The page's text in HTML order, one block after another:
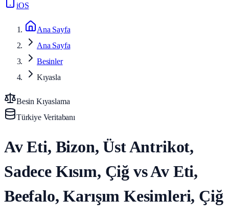
iOS
Ana Sayfa
Ana Sayfa
Besinler
Kıyasla
Besin Kıyaslama
Türkiye Veritabanı
Av Eti, Bizon, Üst Antrikot,
Sadece Kısım, Çiğ vs Av Eti,
Beefalo, Karışım Kesimleri, Çiğ